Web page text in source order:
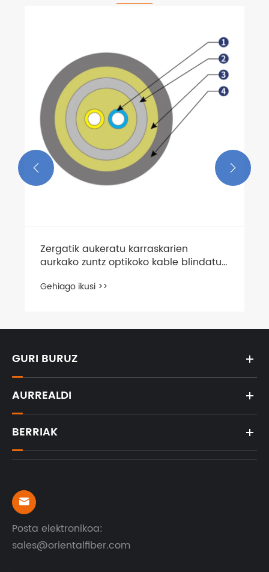
Zergatik aukeratu karraskarien
aurkako zuntz optikoko kable blindatua
Gehiago ikusi >>
 
GURI BURUZ
AURREALDI
BERRIAK

Posta elektronikoa:
sales@orientalfiber.com